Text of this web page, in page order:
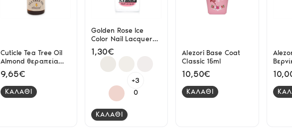
Cuticle Tea Tree Oil
Almond θεραπεία
κατά των μυκητών
στα νύχια 20ml
9,65€
ΚΑΛΑΘΙ
Golden Rose Ice
Color Nail Lacquer
113
1,30€
+3
0
ΚΑΛΑΘΙ
Alezori Base Coat
Classic 15ml
10,50€
ΚΑΛΑΘΙ